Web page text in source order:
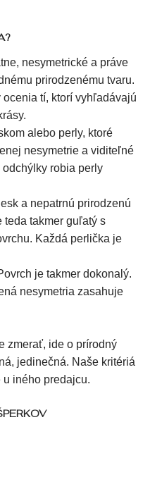
nesymetrické a práve
prirodzenému tvaru.
tí, ktorí vyhľadávajú
alebo perly, ktoré
nesymetrie a viditeľné
robia perly
a nepatrnú prirodzenú
teda takmer guľatý s
Každá perlička je
je takmer dokonalý.
nesymetria zasahuje
zmerať, ide o prírodný
jedinečná. Naše kritériá
iného predajcu.